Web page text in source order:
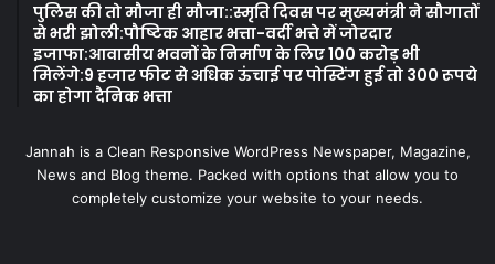
पुलिस की तो मौजा ही मौजा::स्मृति दिवस पर मुख्यमंत्री ने सौगातों
से भरी झोली:पौष्टिक आहार भत्ता-वर्दी भत्ते में जोरदार
इजाफा:आवासीय भवनों के निर्माण के लिए 100 करोड़ भी
मिलेंगे:9 हजार फीट से अधिक ऊंचाई पर पोस्टिंग हुई तो 300 रूपये
का होगा दैनिक भत्ता
Jannah is a Clean Responsive WordPress Newspaper, Magazine,
News and Blog theme. Packed with options that allow you to
completely customize your website to your needs.